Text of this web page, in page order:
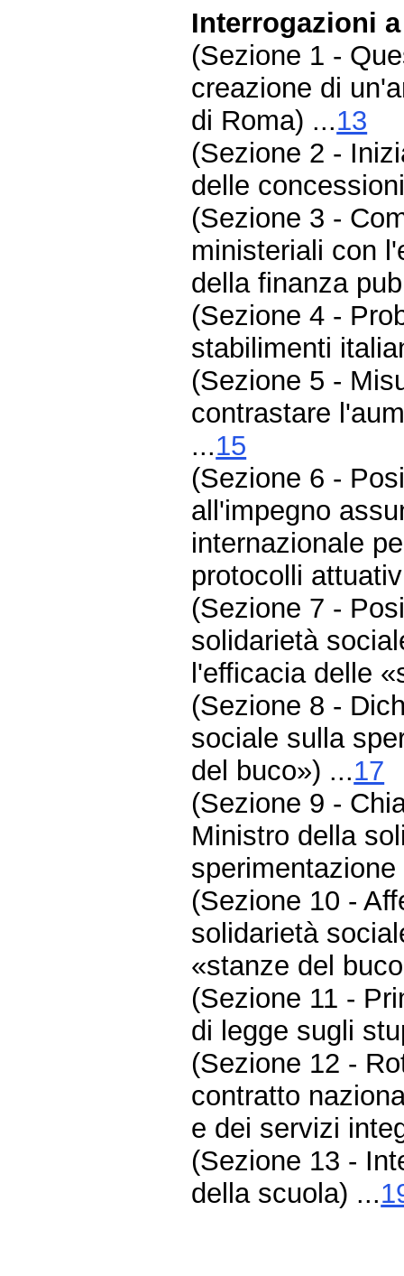
Interrogazioni
(Sezione 1 -
creazione di
di Roma) ...13
(Sezione 2 -
delle
(Sezione 3 -
ministeriali con
della finanza
(Sezione 4 -
stabilimenti
(Sezione 5 -
contrastare
...15
(Sezione 6 -
all'impegno
internazionale
protocolli
(Sezione 7 -
solidarietà
l'efficacia delle
(Sezione 8 -
sociale sulla
del buco») ...17
(Sezione 9 -
Ministro della
(Sezione 10 -
solidarietà
«stanze del
(Sezione 11 -
di legge sugli
(Sezione 12 -
contratto
e dei servizi
(Sezione 13 -
della scuola) ...